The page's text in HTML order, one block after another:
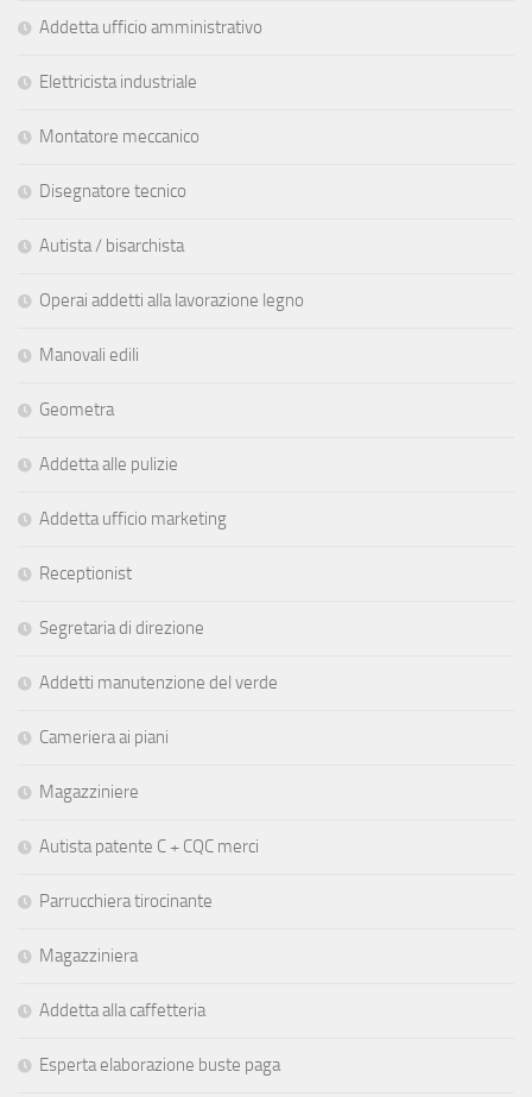
Addetta ufficio amministrativo
Elettricista industriale
Montatore meccanico
Disegnatore tecnico
Autista / bisarchista
Operai addetti alla lavorazione legno
Manovali edili
Geometra
Addetta alle pulizie
Addetta ufficio marketing
Receptionist
Segretaria di direzione
Addetti manutenzione del verde
Cameriera ai piani
Magazziniere
Autista patente C + CQC merci
Parrucchiera tirocinante
Magazziniera
Addetta alla caffetteria
Esperta elaborazione buste paga